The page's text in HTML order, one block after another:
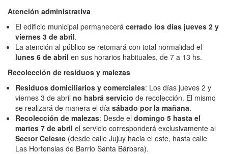
Atención administrativa
El edificio municipal permanecerá cerrado los días jueves 2 y
viernes 3 de abril.
La atención al público se retomará con total normalidad el
lunes 6 de abril en sus horarios habituales, de 7 a 13 hs.
Recolección de residuos y malezas
Residuos domiciliarios y comerciales: Los días jueves 2 y
viernes 3 de abril no habrá servicio de recolección. El mismo
se realizará de manera el día sábado por la mañana.
Recolección de malezas: Desde el domingo 5 hasta el
martes 7 de abril el servicio corresponderá exclusivamente al
Sector Celeste (desde calle Jujuy hacia el este, hasta calle
Las Hortensias de Barrio Santa Bárbara).